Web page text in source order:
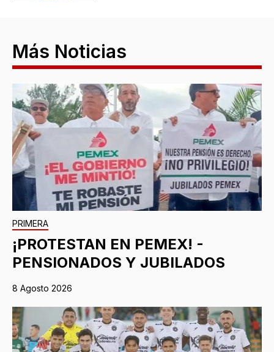
Más Noticias
PRIMERA
¡PROTESTAN EN PEMEX! -
PENSIONADOS Y JUBILADOS
8 Agosto 2026